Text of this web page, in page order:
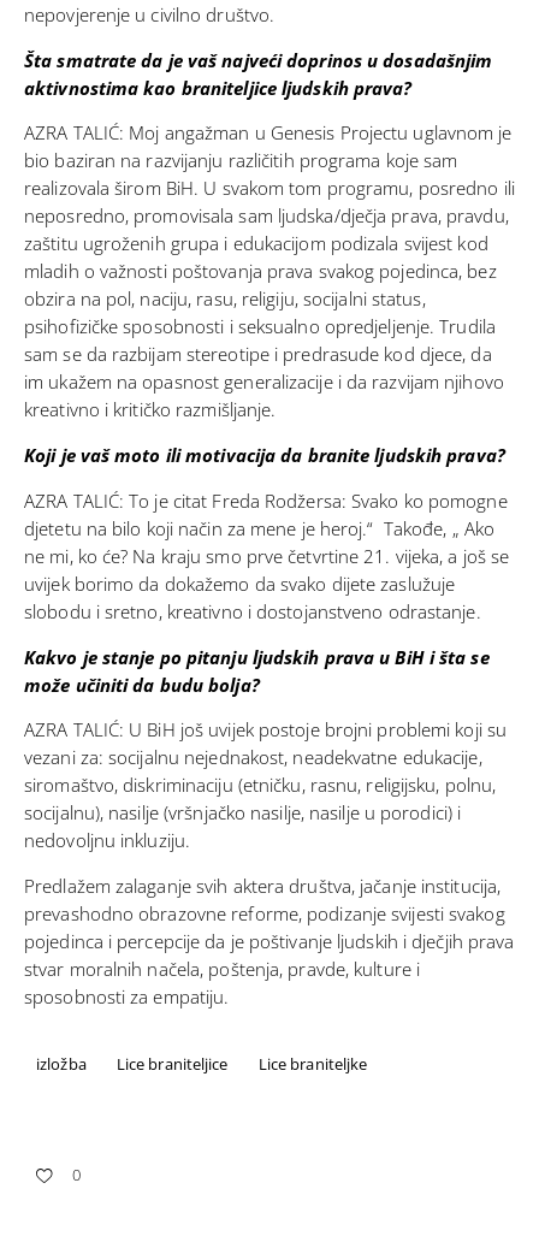
nepovjerenje u civilno društvo.
Šta smatrate da je vaš najveći doprinos u dosadašnjim
aktivnostima kao braniteljice ljudskih prava?
AZRA TALIĆ: Moj angažman u Genesis Projectu uglavnom je
bio baziran na razvijanju različitih programa koje sam
realizovala širom BiH. U svakom tom programu, posredno ili
neposredno, promovisala sam ljudska/dječja prava, pravdu,
zaštitu ugroženih grupa i edukacijom podizala svijest kod
mladih o važnosti poštovanja prava svakog pojedinca, bez
obzira na pol, naciju, rasu, religiju, socijalni status,
psihofizičke sposobnosti i seksualno opredjeljenje. Trudila
sam se da razbijam stereotipe i predrasude kod djece, da
im ukažem na opasnost generalizacije i da razvijam njihovo
kreativno i kritičko razmišljanje.
Koji je vaš moto ili motivacija da branite ljudskih prava?
AZRA TALIĆ: To je citat Freda Rodžersa: Svako ko pomogne
djetetu na bilo koji način za mene je heroj.“ Takođe, „ Ako
ne mi, ko će? Na kraju smo prve četvrtine 21. vijeka, a još se
uvijek borimo da dokažemo da svako dijete zaslužuje
slobodu i sretno, kreativno i dostojanstveno odrastanje.
Kakvo je stanje po pitanju ljudskih prava u BiH i šta se
može učiniti da budu bolja?
AZRA TALIĆ: U BiH još uvijek postoje brojni problemi koji su
vezani za: socijalnu nejednakost, neadekvatne edukacije,
siromaštvo, diskriminaciju (etničku, rasnu, religijsku, polnu,
socijalnu), nasilje (vršnjačko nasilje, nasilje u porodici) i
nedovoljnu inkluziju.
Predlažem zalaganje svih aktera društva, jačanje institucija,
prevashodno obrazovne reforme, podizanje svijesti svakog
pojedinca i percepcije da je poštivanje ljudskih i dječjih prava
stvar moralnih načela, poštenja, pravde, kulture i
sposobnosti za empatiju.
izložba Lice braniteljice Lice braniteljke
0